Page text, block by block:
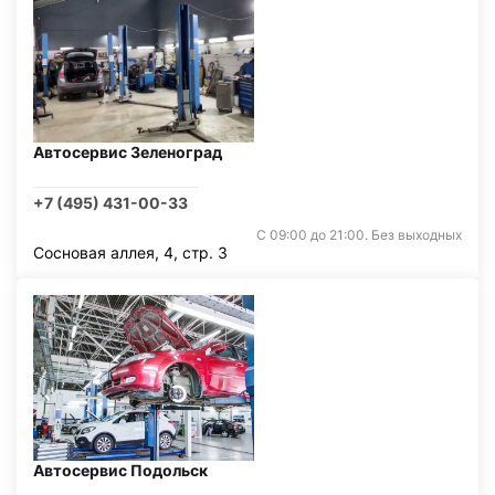
Автосервис Зеленоград
+7 (495) 431-00-33
С 09:00 до 21:00. Без выходных
Сосновая аллея, 4, стр. 3
Автосервис Подольск